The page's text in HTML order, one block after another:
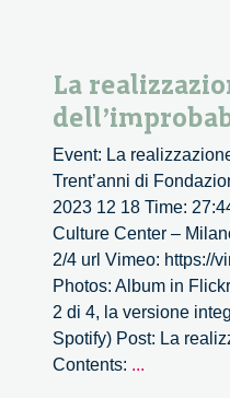
La
Event: La
Trent’anni di
2023 12 18 Time:
Culture Center –
2/4 url Vimeo: https://
Photos: Album in
2 di 4, la versione
Spotify) Post: La
Contents: ...